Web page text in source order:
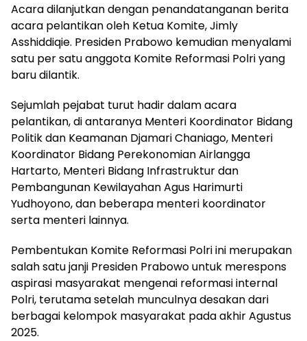
​Acara dilanjutkan dengan penandatanganan berita
acara pelantikan oleh Ketua Komite, Jimly
Asshiddiqie. Presiden Prabowo kemudian menyalami
satu per satu anggota Komite Reformasi Polri yang
baru dilantik.
​Sejumlah pejabat turut hadir dalam acara
pelantikan, di antaranya Menteri Koordinator Bidang
Politik dan Keamanan Djamari Chaniago, Menteri
Koordinator Bidang Perekonomian Airlangga
Hartarto, Menteri Bidang Infrastruktur dan
Pembangunan Kewilayahan Agus Harimurti
Yudhoyono, dan beberapa menteri koordinator
serta menteri lainnya.
​Pembentukan Komite Reformasi Polri ini merupakan
salah satu janji Presiden Prabowo untuk merespons
aspirasi masyarakat mengenai reformasi internal
Polri, terutama setelah munculnya desakan dari
berbagai kelompok masyarakat pada akhir Agustus
2025.